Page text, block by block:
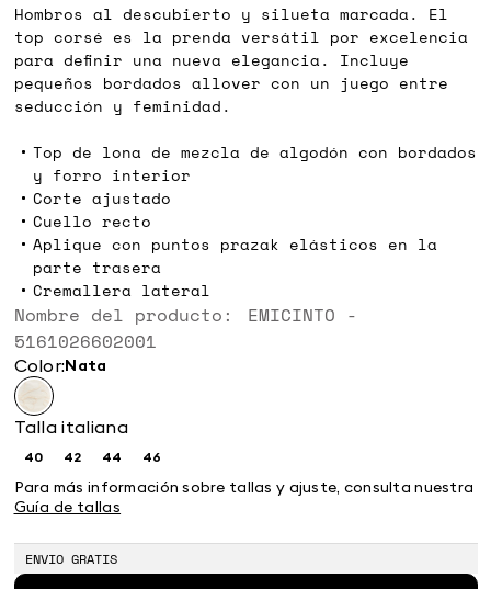
Hombros al descubierto y silueta marcada. El
top corsé es la prenda versátil por excelencia
para definir una nueva elegancia. Incluye
pequeños bordados allover con un juego entre
seducción y feminidad.
Top de lona de mezcla de algodón con bordados
y forro interior
Corte ajustado
Cuello recto
Aplique con puntos prazak elásticos en la
parte trasera
Cremallera lateral
Nombre del producto: EMICINTO -
5161026602001
Color: nata
Talla italiana
40Size: 42Size:
42
44Size: 46Size:
46
Para más información sobre tallas y ajuste, consulta nuestra
Guía de tallas
ENVIO GRATIS